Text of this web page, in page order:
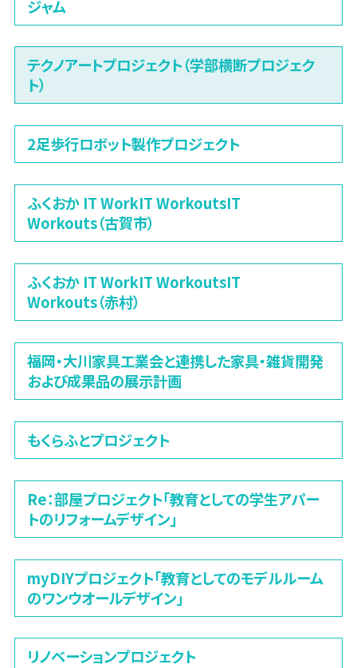
ジャム
テクノアートプロジェクト（学部横断プロジェク
ト）
2足歩行ロボット製作プロジェクト
ふくおか IT WorkIT WorkoutsIT
Workouts（古賀市）
ふくおか IT WorkIT WorkoutsIT
Workouts（赤村）
福岡・大川家具工業会と連携した家具・雑貨開発
および成果品の展示計画
もくらふとプロジェクト
Re：部屋プロジェクト「教育としての学生アパー
トのリフォームデザイン」
myDIYプロジェクト「教育としてのモデルルーム
のワンウオールデザイン」
リノベーションプロジェクト